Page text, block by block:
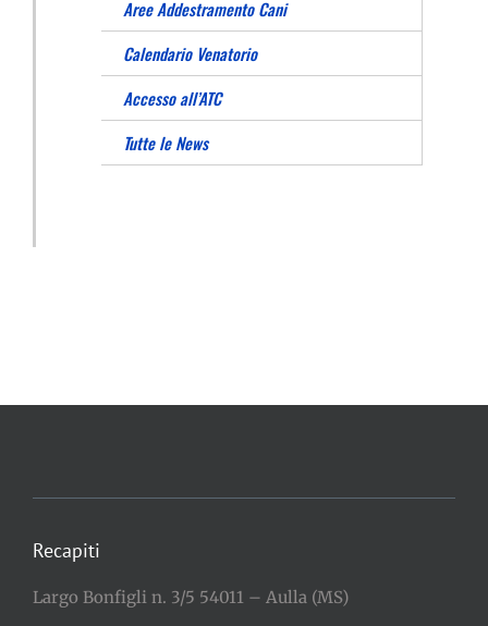
Aree Addestramento Cani
Calendario Venatorio
Accesso all’ATC
Tutte le News
Recapiti
Largo Bonfigli n. 3/5 54011 – Aulla (MS)